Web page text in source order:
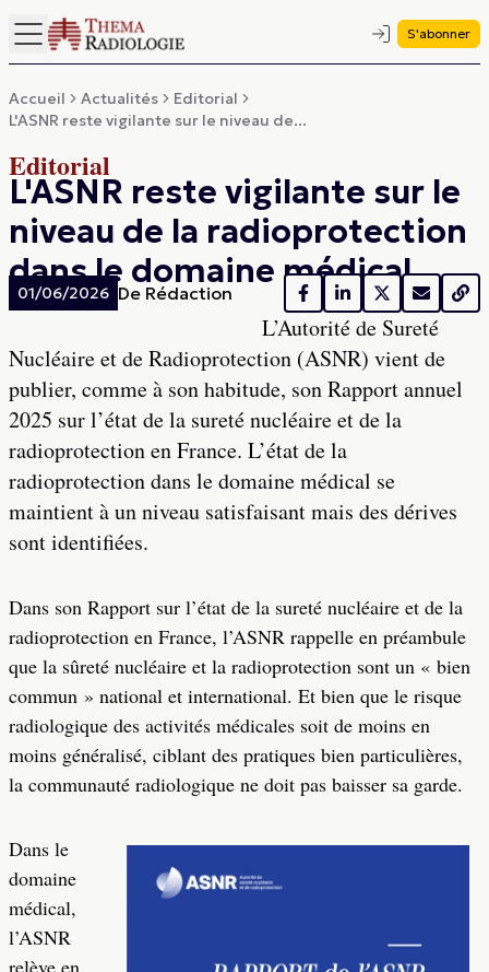
S'abonner
Accueil Actualités
Editorial
L'ASNR reste vigilante sur le niveau de...
Editorial
L'ASNR reste vigilante sur le
niveau de la radioprotection
dans le domaine médical
01/06/2026 De Rédaction
L’Autorité de Sureté
Nucléaire et de Radioprotection (ASNR) vient de
publier, comme à son habitude, son Rapport annuel
2025 sur l’état de la sureté nucléaire et de la
radioprotection en France. L’état de la
radioprotection dans le domaine médical se
maintient à un niveau satisfaisant mais des dérives
sont identifiées.
Dans son Rapport sur l’état de la sureté nucléaire et de la
radioprotection en France, l’ASNR rappelle en préambule
que la sûreté nucléaire et la radioprotection sont un « bien
commun » national et international. Et bien que le risque
radiologique des activités médicales soit de moins en
moins généralisé, ciblant des pratiques bien particulières,
la communauté radiologique ne doit pas baisser sa garde.
Dans le
domaine
médical,
l’ASNR
relève en